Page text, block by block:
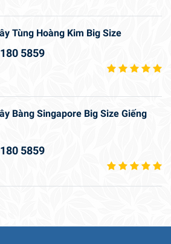
Tùng Hoàng Kim Big Size
5859
Bàng Singapore Big Size Giếng
5859